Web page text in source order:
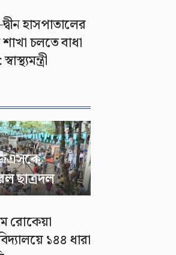
হাসপাতালের
চলতে বাধা
ছাত্রদল
রোকেয়া
১৪৪ ধারা